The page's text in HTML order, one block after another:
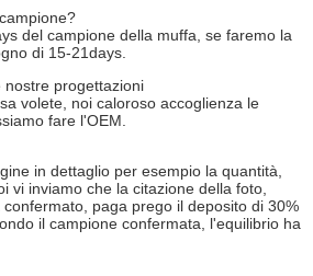
del campione della muffa, se faremo la
di 15-21days.
nostre progettazioni
volete, noi caloroso accoglienza le
fare l'OEM.
in dettaglio per esempio la quantità,
vi inviamo che la citazione della foto,
paga prego il deposito di 30%
il campione confermata, l'equilibrio ha